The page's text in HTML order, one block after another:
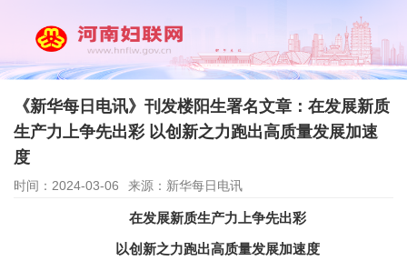
《新华每日电讯》刊发楼阳生署名文章：在发展新质
生产力上争先出彩 以创新之力跑出高质量发展加速
度
时间：2024-03-06 来源：新华每日电讯
在发展新质生产力上争先出彩
以创新之力跑出高质量发展加速度